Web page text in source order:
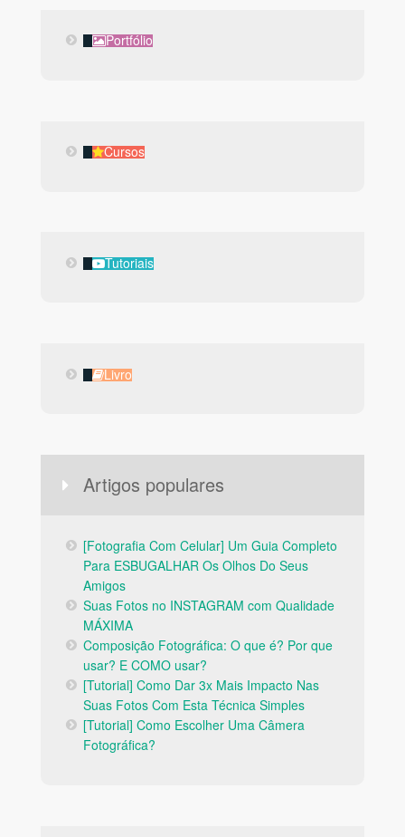
PortfólioPortfólio
CursosCursos
TutoriaisTutoriais
LivroLivro
Artigos populares
[Fotografia Com Celular] Um Guia Completo
Para ESBUGALHAR Os Olhos Do Seus
Amigos
Suas Fotos no INSTAGRAM com Qualidade
MÁXIMA
Composição Fotográfica: O que é? Por que
usar? E COMO usar?
[Tutorial] Como Dar 3x Mais Impacto Nas
Suas Fotos Com Esta Técnica Simples
[Tutorial] Como Escolher Uma Câmera
Fotográfica?